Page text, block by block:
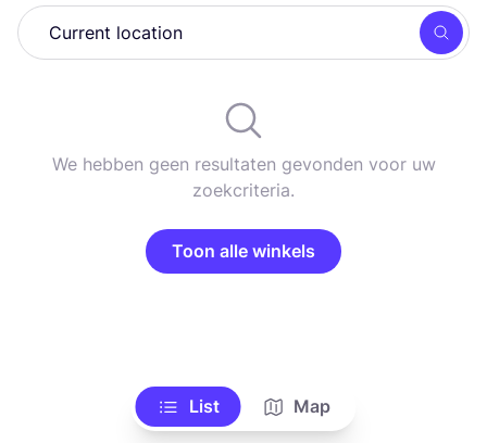
Zoek
We hebben geen resultaten gevonden voor uw
zoekcriteria.
Toon alle winkels
List Map